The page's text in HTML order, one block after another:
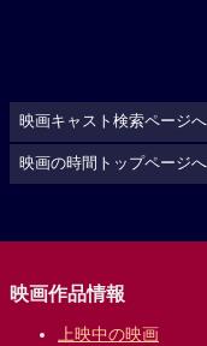
映画キャスト検索ページへ
映画の時間トップページへ
映画作品情報
上映中の映画